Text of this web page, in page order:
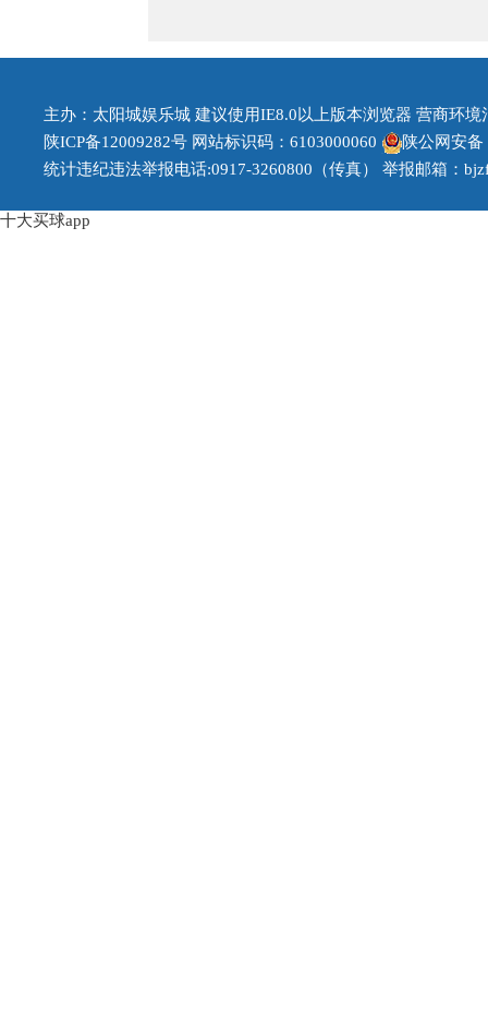
主办：太阳城娱乐城 建议使用IE8.0以上版本浏览器 营商环境
陕ICP备12009282号 网站标识码：6103000060
陕公网安备
统计违纪违法举报电话:0917-3260800（传真） 举报邮箱：
十大买球app